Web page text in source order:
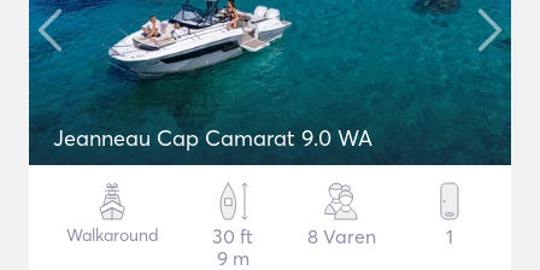
Jeanneau Cap Camarat 9.0 WA
Walkaround
30 ft
9 m
8 Varen 1